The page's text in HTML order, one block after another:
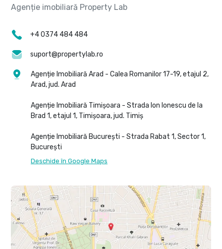
+4 0374 484 484
suport@propertylab.ro
Agenție Imobiliară Arad - Calea Romanilor 17-19, etajul 2,
Arad, jud. Arad
Agenție Imobiliară Timișoara - Strada Ion Ionescu de la
Brad 1, etajul 1, Timișoara, jud. Timiș
Agenție Imobiliară București - Strada Rabat 1, Sector 1,
București
Deschide în Google Maps